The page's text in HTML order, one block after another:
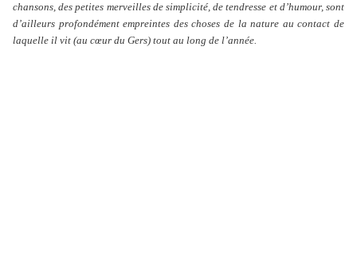
chansons, des petites merveilles de simplicité, de tendresse et d’humour, sont
d’ailleurs profondément empreintes des choses de la nature au contact de
laquelle il vit (au cœur du Gers) tout au long de l’année.